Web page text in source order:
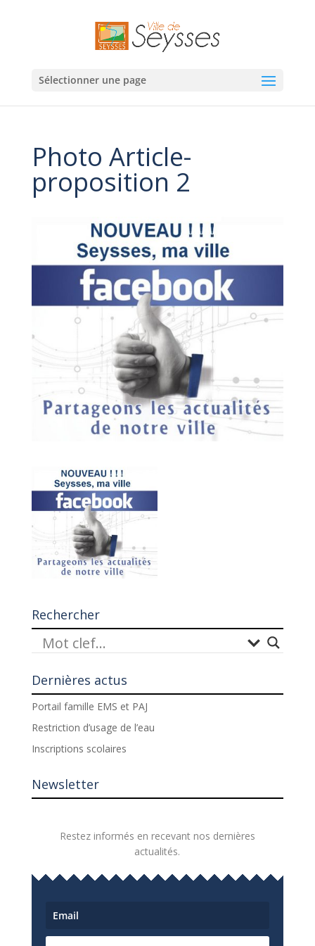
Sélectionner une page
Photo Article-
proposition 2
Rechercher
Dernières actus
Portail famille EMS et PAJ
Restriction d’usage de l’eau
Inscriptions scolaires
Newsletter
Restez informés en recevant nos dernières
actualités.